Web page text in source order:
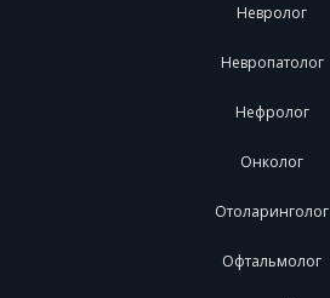
Невролог
Невропатолог
Нефролог
Онколог
Отоларинголог
Офтальмолог